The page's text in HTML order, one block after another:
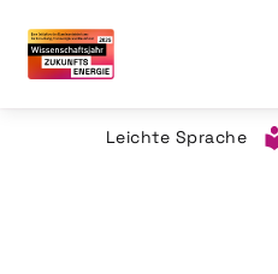
Leichte Sprache